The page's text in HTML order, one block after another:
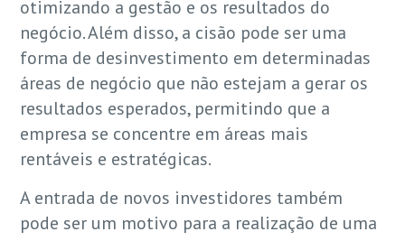
otimizando a gestão e os resultados do
negócio. Além disso, a cisão pode ser uma
forma de desinvestimento em determinadas
áreas de negócio que não estejam a gerar os
resultados esperados, permitindo que a
empresa se concentre em áreas mais
rentáveis e estratégicas.
A entrada de novos investidores também
pode ser um motivo para a realização de uma